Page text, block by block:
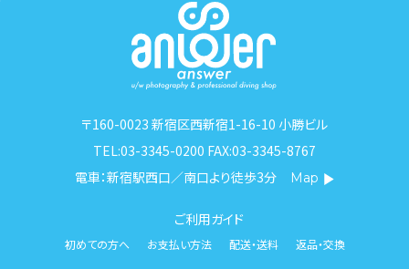
〒160-0023 新宿区西新宿1-16-10 小勝ビル
TEL:03-3345-0200 FAX:03-3345-8767
電車：新宿駅西口／南口より徒歩3分
Map
ご利用ガイド
初めての方へ お支払い方法 配送・送料 返品・交換